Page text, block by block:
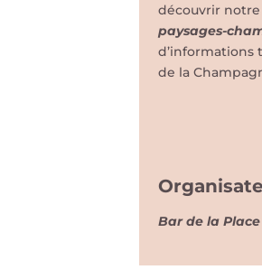
découvrir
paysages-
d’informations
de la
Bar de la Place